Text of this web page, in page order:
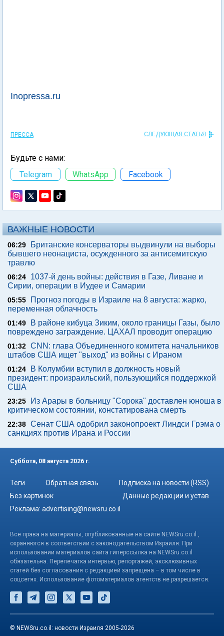
Inopressa.ru
ПРЕССА СЛЕДУЮЩАЯ СТАТЬЯ
Будьте с нами:
Telegram
WhatsApp Facebook
ВАЖНЫЕ НОВОСТИ
06:29
Британские консерваторы выдвинули на выборы
бывшего неонациста, осужденного за антисемитскую
травлю
06:24
1037-й день войны: действия в Газе, Ливане и
Сирии, операции в Иудее и Самарии
05:55
Прогноз погоды в Израиле на 8 августа: жарко,
переменная облачность
01:49
В районе кибуца Зиким, около границы Газы, было
повреждено заграждение. ЦАХАЛ проводит операцию
01:32 CNN: глава Объединенного комитета начальников
штабов США ищет "выход" из войны с Ираном
01:24
В Колумбии вступил в должность новый
президент: произраильский, пользующийся поддержкой
США
23:25
Из Арары в больницу "Сорока" доставлен юноша в
критическом состоянии, констатирована смерть
22:38 Сенат США одобрил законопроект Линдси Грэма о
санкциях против Ирана и России
Суббота, 08 августа 2026 г.
Теги Обратная связь
Подписка на новости (RSS)
Без картинок
Данные редакции и устав
Реклама: advertising@newsru.co.il
Все права на материалы, опубликованные на сайте NEWSru.co.il ,
охраняются в соответствии с законодательством Израиля. При
использовании материалов сайта гиперссылка на NEWSru.co.il
обязательна. Перепечатка интервью, репортажей, эксклюзивных
статей без согласования с редакцией запрещена – в том числе в
соцсетях. Использование фотоматериалов агентств не разрешается.
© NEWSru.co.il: новости Израиля 2005-2026